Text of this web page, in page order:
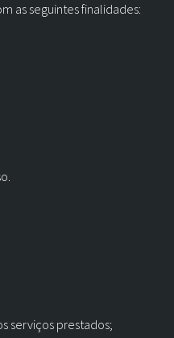
as seguintes finalidades:
serviços prestados;